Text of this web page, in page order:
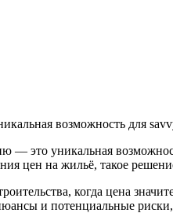
возможность для
— это уникальная
цен на жильё, такое
когда цена
и потенциальные